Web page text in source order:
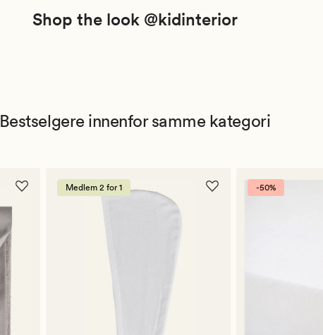
Shop the look @kidinterior
Bestselgere innenfor samme kategori
Medlem 2 for 1 -50%